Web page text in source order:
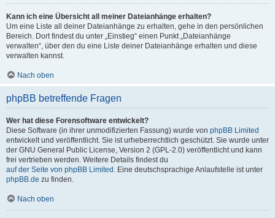
Kann ich eine Übersicht all meiner Dateianhänge erhalten?
Um eine Liste all deiner Dateianhänge zu erhalten, gehe in den persönlichen
Bereich. Dort findest du unter „Einstieg“ einen Punkt „Dateianhänge
verwalten“, über den du eine Liste deiner Dateianhänge erhalten und diese
verwalten kannst.
Nach oben
phpBB betreffende Fragen
Wer hat diese Forensoftware entwickelt?
Diese Software (in ihrer unmodifizierten Fassung) wurde von phpBB Limited
entwickelt und veröffentlicht. Sie ist urheberrechtlich geschützt. Sie wurde unter
der GNU General Public License, Version 2 (GPL-2.0) veröffentlicht und kann
frei vertrieben werden. Weitere Details findest du
auf der Seite von phpBB Limited . Eine deutschsprachige Anlaufstelle ist unter
phpBB.de zu finden.
Nach oben